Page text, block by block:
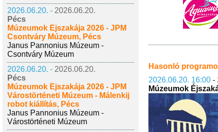
2026.06.20. - 2026.06.20.
Pécs
Múzeumok Éjszakája 2026 - JPM
Csontváry Múzeum, Pécs
Janus Pannonius Múzeum -
Csontváry Múzeum
2026.06.20. - 2026.06.20.
Pécs
Múzeumok Éjszakája 2026 - JPM
Várostörténeti Múzeum - Málenkij
robot kiállítás, Pécs
Janus Pannonius Múzeum -
Várostörténeti Múzeum
Hasonló
2026.06.20. 16:00 -
Múzeumok